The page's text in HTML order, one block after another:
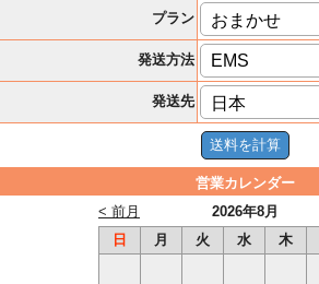
プラン
発送方法
発送先
営業カレンダー
2026年8月
< 前月
日
月 火 水 木